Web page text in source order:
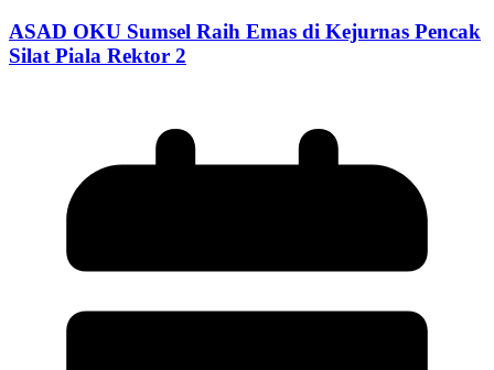
ASAD OKU Sumsel Raih Emas di Kejurnas Pencak
Silat Piala Rektor 2